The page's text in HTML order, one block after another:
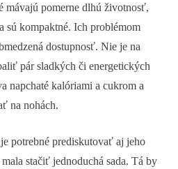
pomerne dlhú životnosť,
sú kompaktné. Ich problémom
dostupnosť. Nie je na
pár sladkých či energetických
napchaté kalóriami a cukrom a
na nohách.
potrebné prediskutovať aj jeho
stačiť jednoduchá sada. Tá by